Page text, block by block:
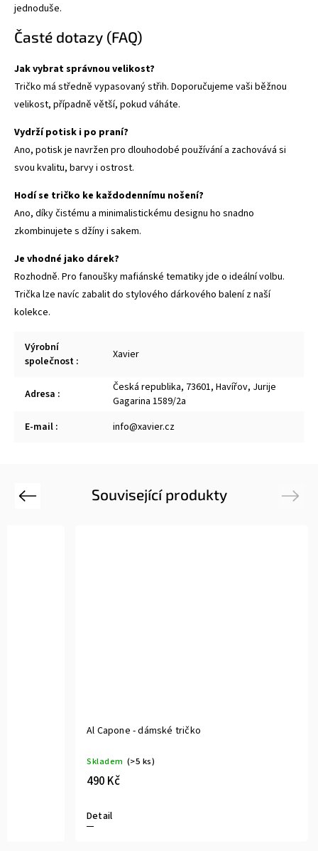
jednoduše.
Časté dotazy (FAQ)
Jak vybrat správnou velikost?
Tričko má středně vypasovaný střih. Doporučujeme vaši běžnou
velikost, případně větší, pokud váháte.
Vydrží potisk i po praní?
Ano, potisk je navržen pro dlouhodobé používání a zachovává si
svou kvalitu, barvy i ostrost.
Hodí se tričko ke každodennímu nošení?
Ano, díky čistému a minimalistickému designu ho snadno
zkombinujete s džíny i sakem.
Je vhodné jako dárek?
Rozhodně. Pro fanoušky mafiánské tematiky jde o ideální volbu.
Trička lze navíc zabalit do stylového dárkového baleníz naší
kolekce.
Výrobní
společnost : Xavier
Adresa :
Česká republika, 73601, Havířov, Jurije
Gagarina 1589/2a
E-mail : info@xavier.cz
Související produkty
Previous
Al Capone - dámské tričko
Skladem (>5 ks)
490 Kč
Detail
Next